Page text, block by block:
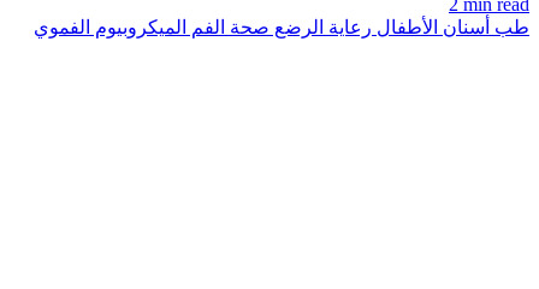
2 min read
طب أسنان الأطفال رعاية الرضع صحة الفم الميكروبيوم الفموي